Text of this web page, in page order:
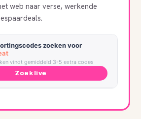
web naar verse, werkende
zoeken voor
vindt gemiddeld 3-5 extra codes
Zoek live